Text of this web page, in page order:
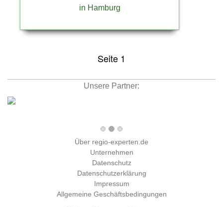
in Hamburg
Seite 1
Unsere Partner:
Über regio-experten.de
Unternehmen
Datenschutz
Datenschutzerklärung
Impressum
Allgemeine Geschäftsbedingungen